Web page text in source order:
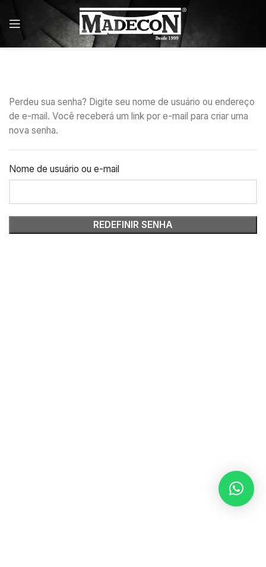
Perdeu sua senha? Digite seu nome de usuário ou endereço
de e-mail. Você receberá um link por e-mail para criar uma
nova senha.
Nome de usuário ou e-mail
REDEFINIR SENHA